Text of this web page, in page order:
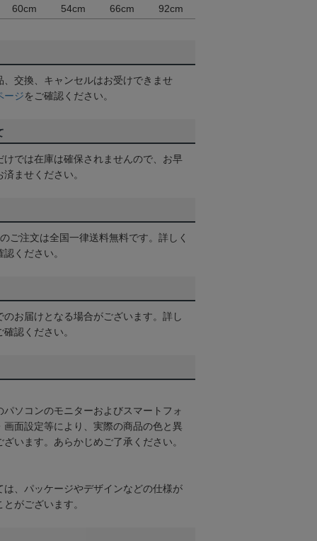
60cm
54cm 66cm 92cm
交換、キャンセルはお受けできませ
ージをご確認ください。
けでは在庫は確保されませんので、お早
ませください。
ご注文は全国一律送料無料です。詳しく
認ください。
お届けとなる場合がございます。詳し
確認ください。
ソコンのモニターおよびスマートフォ
画面設定等により、実際の商品の色と異
います。あらかじめご了承ください。
は、パッケージやデザインなどの仕様が
がございます。